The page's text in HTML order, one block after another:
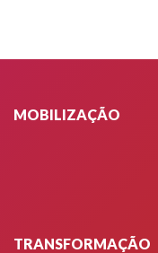
MOBILIZAÇÃO
TRANSFORMAÇÃO